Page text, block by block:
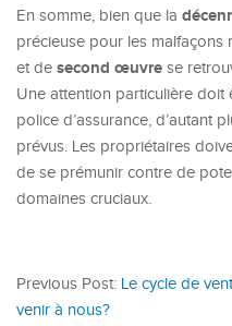
En somme, bien que la
précieuse pour les malfaçons
et de second œuvre se
Une attention particulière
police d’assurance, d’autant
prévus. Les propriétaires
de se prémunir contre de
domaines cruciaux.
Previous Post: Le cycle de
venir à nous?